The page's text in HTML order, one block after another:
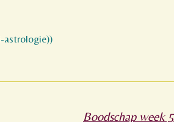
astrologie))
Boodschap week